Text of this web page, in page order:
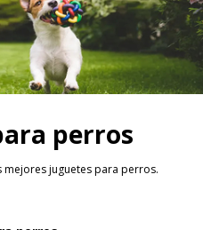
perros
mejores juguetes para perros.